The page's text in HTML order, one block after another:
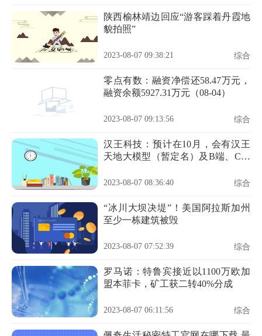
陕西榆林靖边回应“游客踩着丹霞地
貌拍照”
2023-08-07 09:38:21 综合
零点有数：融资净偿还58.47万元，
融资余额5927.31万元（08-04）
2023-08-07 09:13:56 综合
汉王科技：预计在10月，会有汉王
天地大模型（暂定名）及B端、C端
2023-08-07 08:36:40 综合
“冰川大坝决堤”！美国阿拉斯加州
至少一栋建筑被毁
2023-08-07 07:52:39 综合
罗马诺：特鲁宾接近以1100万欧加
盟本菲卡，矿工获二转40%分成
2023-08-07 06:11:56 综合